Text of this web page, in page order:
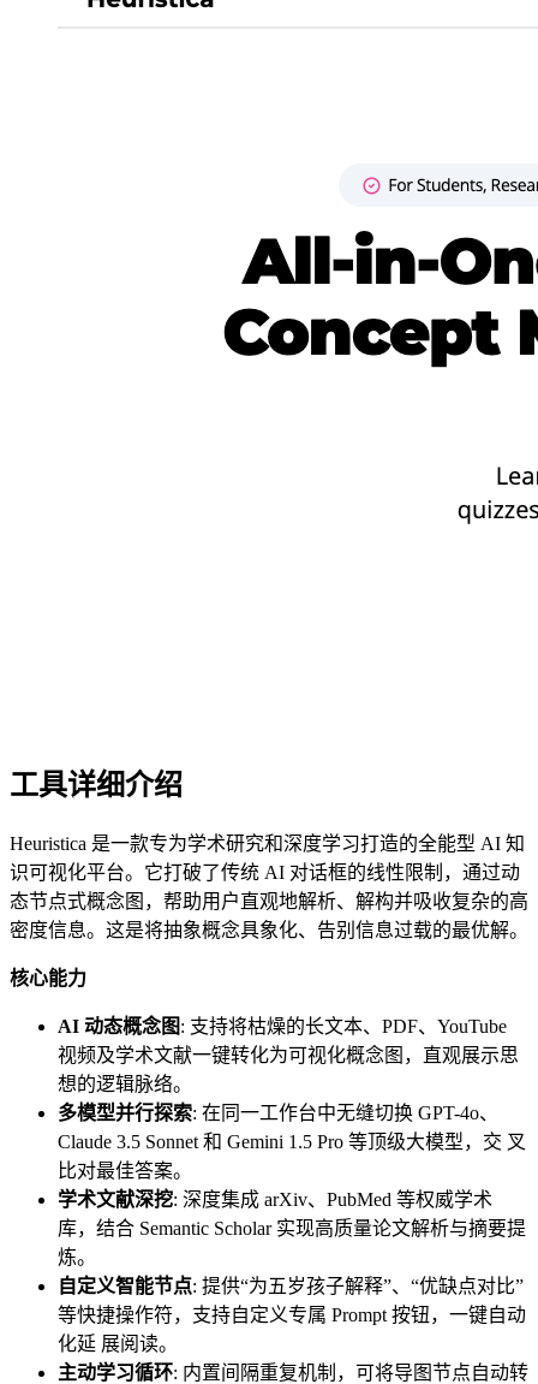
工具详细介绍
Heuristica 是一款专为学术研究和深度学习打造的全能型 AI 知
识可视化平台。它打破了传统 AI 对话框的线性限制，通过动
态节点式概念图，帮助用户直观地解析、解构并吸收复杂的高
密度信息。这是将抽象概念具象化、告别信息过载的最优解。
核心能力
AI 动态概念图: 支持将枯燥的长文本、PDF、YouTube
视频及学术文献一键转化为可视化概念图，直观展示思
想的逻辑脉络。
多模型并行探索: 在同一工作台中无缝切换 GPT-4o、
Claude 3.5 Sonnet 和 Gemini 1.5 Pro 等顶级大模型，交 叉
比对最佳答案。
学术文献深挖: 深度集成 arXiv、PubMed 等权威学术
库，结合 Semantic Scholar 实现高质量论文解析与摘要提
炼。
自定义智能节点: 提供“为五岁孩子解释”、“优缺点对比”
等快捷操作符，支持自定义专属 Prompt 按钮，一键自动
化延 展阅读。
主动学习循环: 内置间隔重复机制，可将导图节点自动转